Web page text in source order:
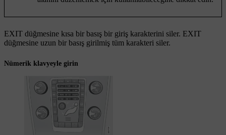
EXIT düğmesine kısa bir basış bir giriş karakterini siler. EXIT
düğmesine uzun bir basış girilmiş tüm karakteri siler.
Nümerik klavyeyle girin